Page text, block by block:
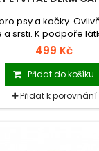
psy a kočky.
a srsti. K podpoře
při suché, lupovité
při různých
499 Kč
Přidat do košíku
Přidat k porovnání